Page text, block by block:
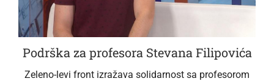
Podrška za profesora Stevana Filipovića
Zeleno-levi front izražava solidarnost sa profesorom